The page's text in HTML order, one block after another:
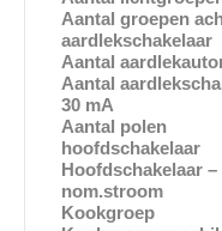
Aantal groepen
aardlekschakelaar
Aantal
Aantal
30 mA
Aantal polen
hoofdschakelaar
Hoofdschakelaar –
nom.stroom
Kookgroep